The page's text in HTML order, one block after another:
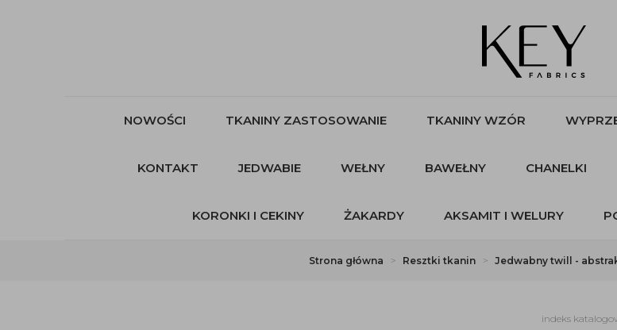
NOWOŚCI TKANINY ZASTOSOWANIE TKANINY WZÓR
KONTAKT JEDWABIE WEŁNY BAWEŁNY CHANELKI
KORONKI I CEKINY ŻAKARDY AKSAMIT I WELURY
Strona główna Resztki tkanin Jedwabny twill -
indeks